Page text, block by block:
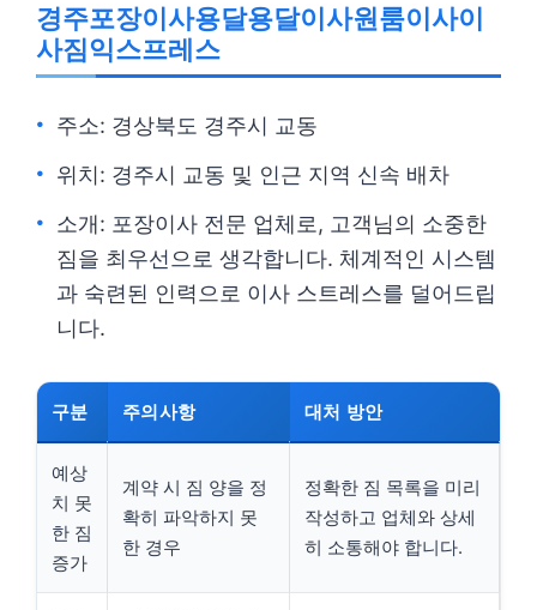
경주포장이사용달용달이사원룸이사이
사짐익스프레스
주소: 경상북도 경주시 교동
위치: 경주시 교동 및 인근 지역 신속 배차
소개: 포장이사 전문 업체로, 고객님의 소중한
짐을 최우선으로 생각합니다. 체계적인 시스템
과 숙련된 인력으로 이사 스트레스를 덜어드립
니다.
구분 주의사항 대처 방안
예상
치 못
한 짐
증가
계약 시 짐 양을 정
확히 파악하지 못
한 경우
정확한 짐 목록을 미리
작성하고 업체와 상세
히 소통해야 합니다.